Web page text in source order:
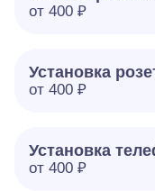
от 400 ₽
Установка
от 400 ₽
Установка
от 400 ₽